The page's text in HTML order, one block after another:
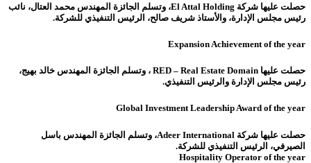
حصلت عليها شركة El Attal Holding، وتسلم الجائزة المهندس محمد العتال، نائب
رئيس مجلس الإدارة، والأستاذ شريف صالح، الرئيس التنفيذي للشركة.
Expansion Achievement of the year
حصلت عليها RED – Real Estate Domain ، وتسلم الجائزة المهندس خالد بهيج،
رئيس مجلس الإدارة والرئيس التنفيذي.
Global Investment Leadership Award of the year
حصلت عليها شركة Adeer International، وتسلم الجائزة المهندس باسل
الصيرفي، الرئيس التنفيذي للشركة.
Hospitality Operator of the year